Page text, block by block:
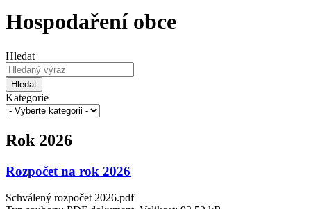
Hospodaření obce
Hledat
Hledat
Kategorie
Rok 2026
Rozpočet na rok 2026
Schválený rozpočet 2026.pdf